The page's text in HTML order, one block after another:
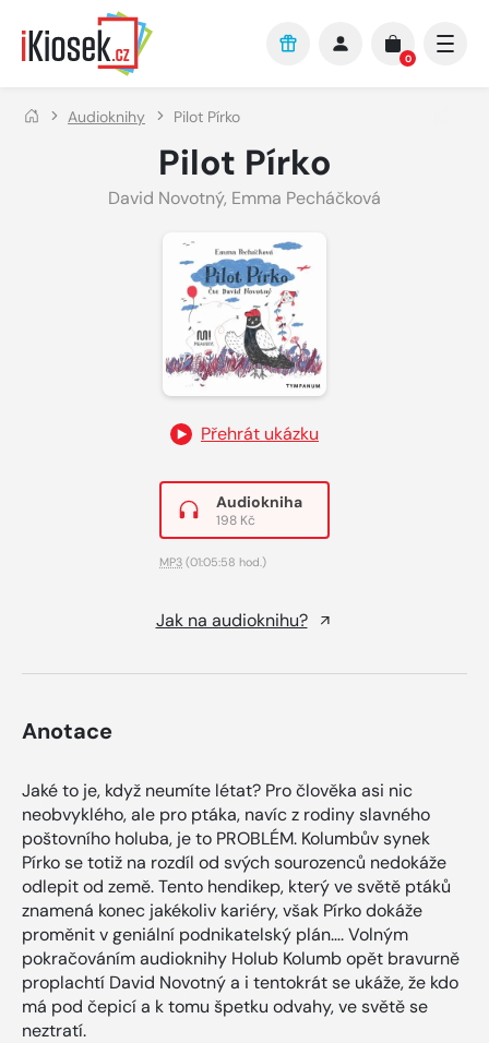
Přejít na hlavní obsah
0
Audioknihy Pilot Pírko
Pilot Pírko
David Novotný, Emma Pecháčková
Přehrát ukázku
Audiokniha
198 Kč
MP3 (01:05:58 hod.)
Jak na audioknihu?
Anotace
Jaké to je, když neumíte létat? Pro člověka asi nic
neobvyklého, ale pro ptáka, navíc z rodiny slavného
poštovního holuba, je to PROBLÉM. Kolumbův synek
Pírko se totiž na rozdíl od svých sourozenců nedokáže
odlepit od země. Tento hendikep, který ve světě ptáků
znamená konec jakékoliv kariéry, však Pírko dokáže
proměnit v geniální podnikatelský plán…. Volným
pokračováním audioknihy Holub Kolumb opět bravurně
proplachtí David Novotný a i tentokrát se ukáže, že kdo
má pod čepicí a k tomu špetku odvahy, ve světě se
neztratí.